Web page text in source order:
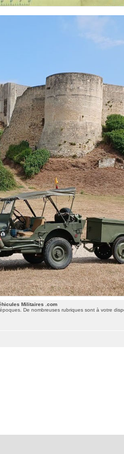
nombreuses rubriques sont à votre
Militaires .com
De nombreuses rubriques sont à votre